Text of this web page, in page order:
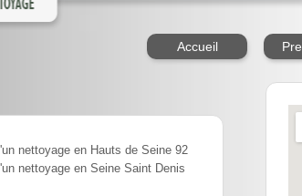
Accueil
nettoyage en Hauts de Seine 92
nettoyage en Seine Saint Denis